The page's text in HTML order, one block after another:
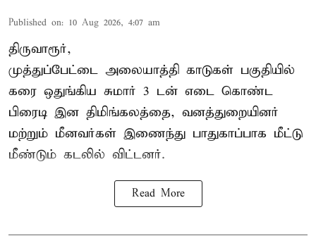
Published on: 10 Aug 2026, 4:07 am
திருவாரூர்,
முத்துப்பேட்டை அலையாத்தி காடுகள் பகுதியில்
கரை ஒதுங்கிய சுமார் 3 டன் எடை கொண்ட
பிரைடி இன திமிங்கலத்தை, வனத்துறையினர்
மற்றும் மீனவர்கள் இணைந்து பாதுகாப்பாக மீட்டு
மீண்டும் கடலில் விட்டனர்.
Read More